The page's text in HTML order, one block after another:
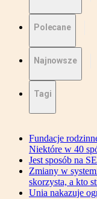
Polecane
Najnowsze
Tagi
Fundacje
Niektóre w 40
Jest sposób na
Zmiany w
skorzysta, a kto
Unia nakazuje